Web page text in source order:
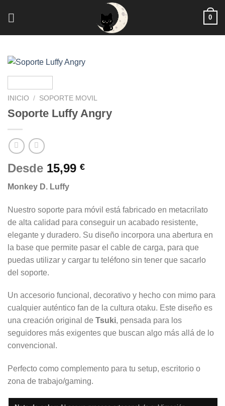
0
INICIO / SOPORTE MOVIL
Soporte Luffy Angry
Desde 15,99 €
Monkey D. Luffy
Nuestro soporte para móvil está fabricado en metacrilato
de alta calidad para conseguir un acabado resistente,
elegante y duradero. Su diseño incorpora una abertura en
la base que permite pasar el cable de carga, para que
puedas utilizar y cargar tu teléfono sin tener que sacarlo
del soporte.
Un accesorio funcional, decorativo y hecho con mimo para
cualquier auténtico fan de la cultura otaku. Este diseño es
una creación original de Tsuki, pensada para los
seguidores más exigentes que buscan algo más allá de lo
convencional.
Perfecto como complemento para tu setup, escritorio o
zona de trabajo/gaming.